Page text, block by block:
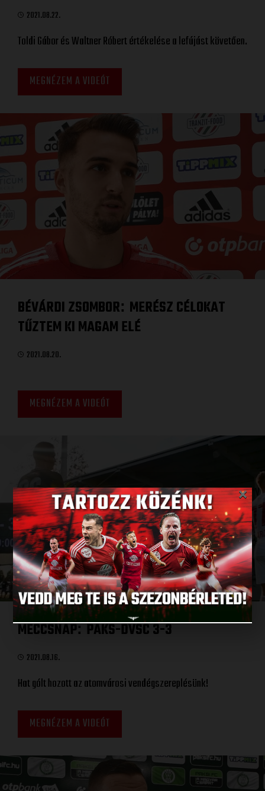
2021.08.22.
Toldi Gábor és Waltner Róbert értékelése a lefújást követően.
MEGNÉZEM A VIDEÓT
BÉVÁRDI ZSOMBOR: MERÉSZ CÉLOKAT
TŰZTEM KI MAGAM ELÉ
2021.08.20.
MEGNÉZEM A VIDEÓT
MECCSNAP:PAKS-DVSC 3-3
2021.08.16.
Hat gólt hozott az atomvárosi vendégszereplésünk!
MEGNÉZEM A VIDEÓT
×